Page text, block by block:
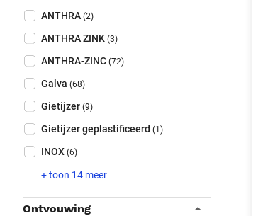
ANTHRA (2)
ANTHRA ZINK (3)
ANTHRA-ZINC (72)
Galva (68)
Gietijzer (9)
Gietijzer geplastificeerd (1)
INOX (6)
+ toon 14 meer
Ontvouwing